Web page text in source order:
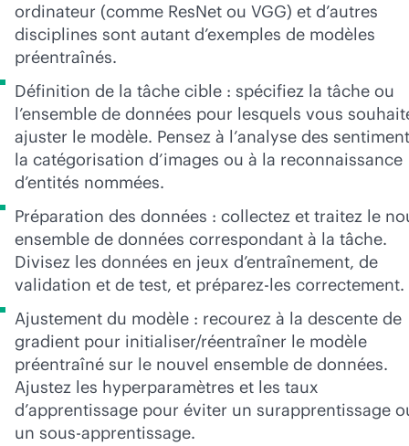
ordinateur (comme ResNet ou VGG) et d’autres
disciplines sont autant d’exemples de modèles
préentraînés.
Définition de la tâche cible : spécifiez la tâche ou
l’ensemble de données pour lesquels vous
ajuster le modèle. Pensez à l’analyse des
la catégorisation d’images ou à la reconnaissance
d’entités nommées.
Préparation des données : collectez et traitez le
ensemble de données correspondant à la tâche.
Divisez les données en jeux d’entraînement, de
validation et de test, et préparez-les correctement.
Ajustement du modèle : recourez à la descente de
gradient pour initialiser/réentraîner le modèle
préentraîné sur le nouvel ensemble de données.
Ajustez les hyperparamètres et les taux
d’apprentissage pour éviter un surapprentissage
un sous-apprentissage.